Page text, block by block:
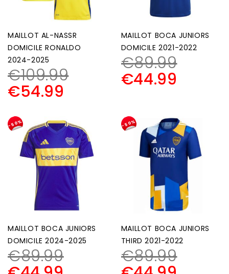
MAILLOT AL-NASSR
DOMICILE RONALDO
2024-2025
€109.99
€54.99
MAILLOT BOCA JUNIORS
DOMICILE 2021-2022
€89.99
€44.99
-50%
MAILLOT BOCA JUNIORS
DOMICILE 2024-2025
€89.99
-50%
MAILLOT BOCA JUNIORS
THIRD 2021-2022
€89.99